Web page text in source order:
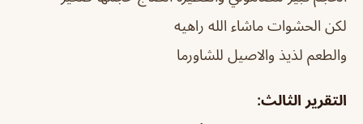
لكن الحشوات ماشاء الله راهيه
والطعم لذيذ والاصيل للشاورما
التقرير الثالث: